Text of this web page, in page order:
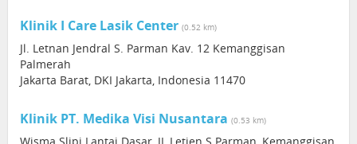
Klinik I Care Lasik Center (0.52 km)
Jl. Letnan Jendral S. Parman Kav. 12 Kemanggisan
Palmerah
Jakarta Barat, DKI Jakarta, Indonesia 11470
Klinik PT. Medika Visi Nusantara (0.53 km)